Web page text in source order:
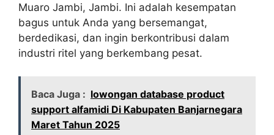
Muaro Jambi, Jambi. Ini adalah kesempatan
bagus untuk Anda yang bersemangat,
berdedikasi, dan ingin berkontribusi dalam
industri ritel yang berkembang pesat.
Baca Juga : lowongan database product
support alfamidi Di Kabupaten Banjarnegara
Maret Tahun 2025